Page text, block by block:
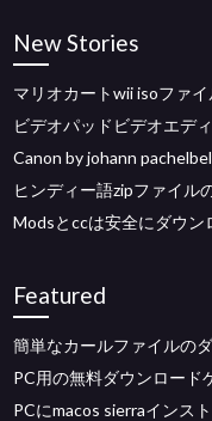
New Stories
マリオカートwii isoファ
ビデオパッドビデオエデ
Canon by johann
ヒンディー語zipファイル
Modsとccは安全にダウン
Featured
簡単なカールファイルの
PC用の無料ダウンロード
PCにmacos sierraインス